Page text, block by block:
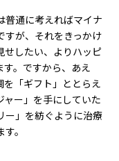
普通に考えればマイナ
すが、それをきっかけ
せしたい、よりハッピ
す。ですから、あえ
を「ギフト」ととらえ
ャー」を手にしていた
ー」を紡ぐように治療
。